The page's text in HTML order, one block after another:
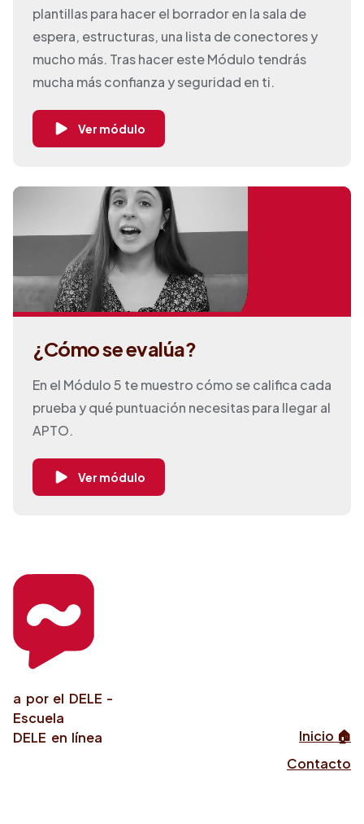
plantillas para hacer el borrador en la sala de
espera, estructuras, una lista de conectores y
mucho más. Tras hacer este Módulo tendrás
mucha más confianza y seguridad en ti.
Ver módulo
¿Cómo se evalúa?
En el Módulo 5 te muestro cómo se califica cada
prueba y qué puntuación necesitas para llegar al
APTO.
Ver módulo
a por el DELE -
Escuela
DELE en línea
Inicio 🏠
Contacto